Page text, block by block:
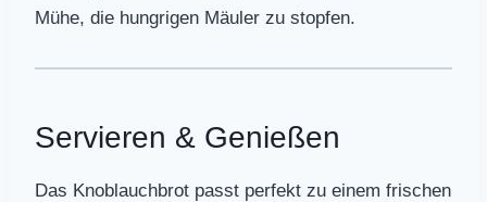
Mühe, die hungrigen Mäuler zu stopfen.
Servieren & Genießen
Das Knoblauchbrot passt perfekt zu einem frischen